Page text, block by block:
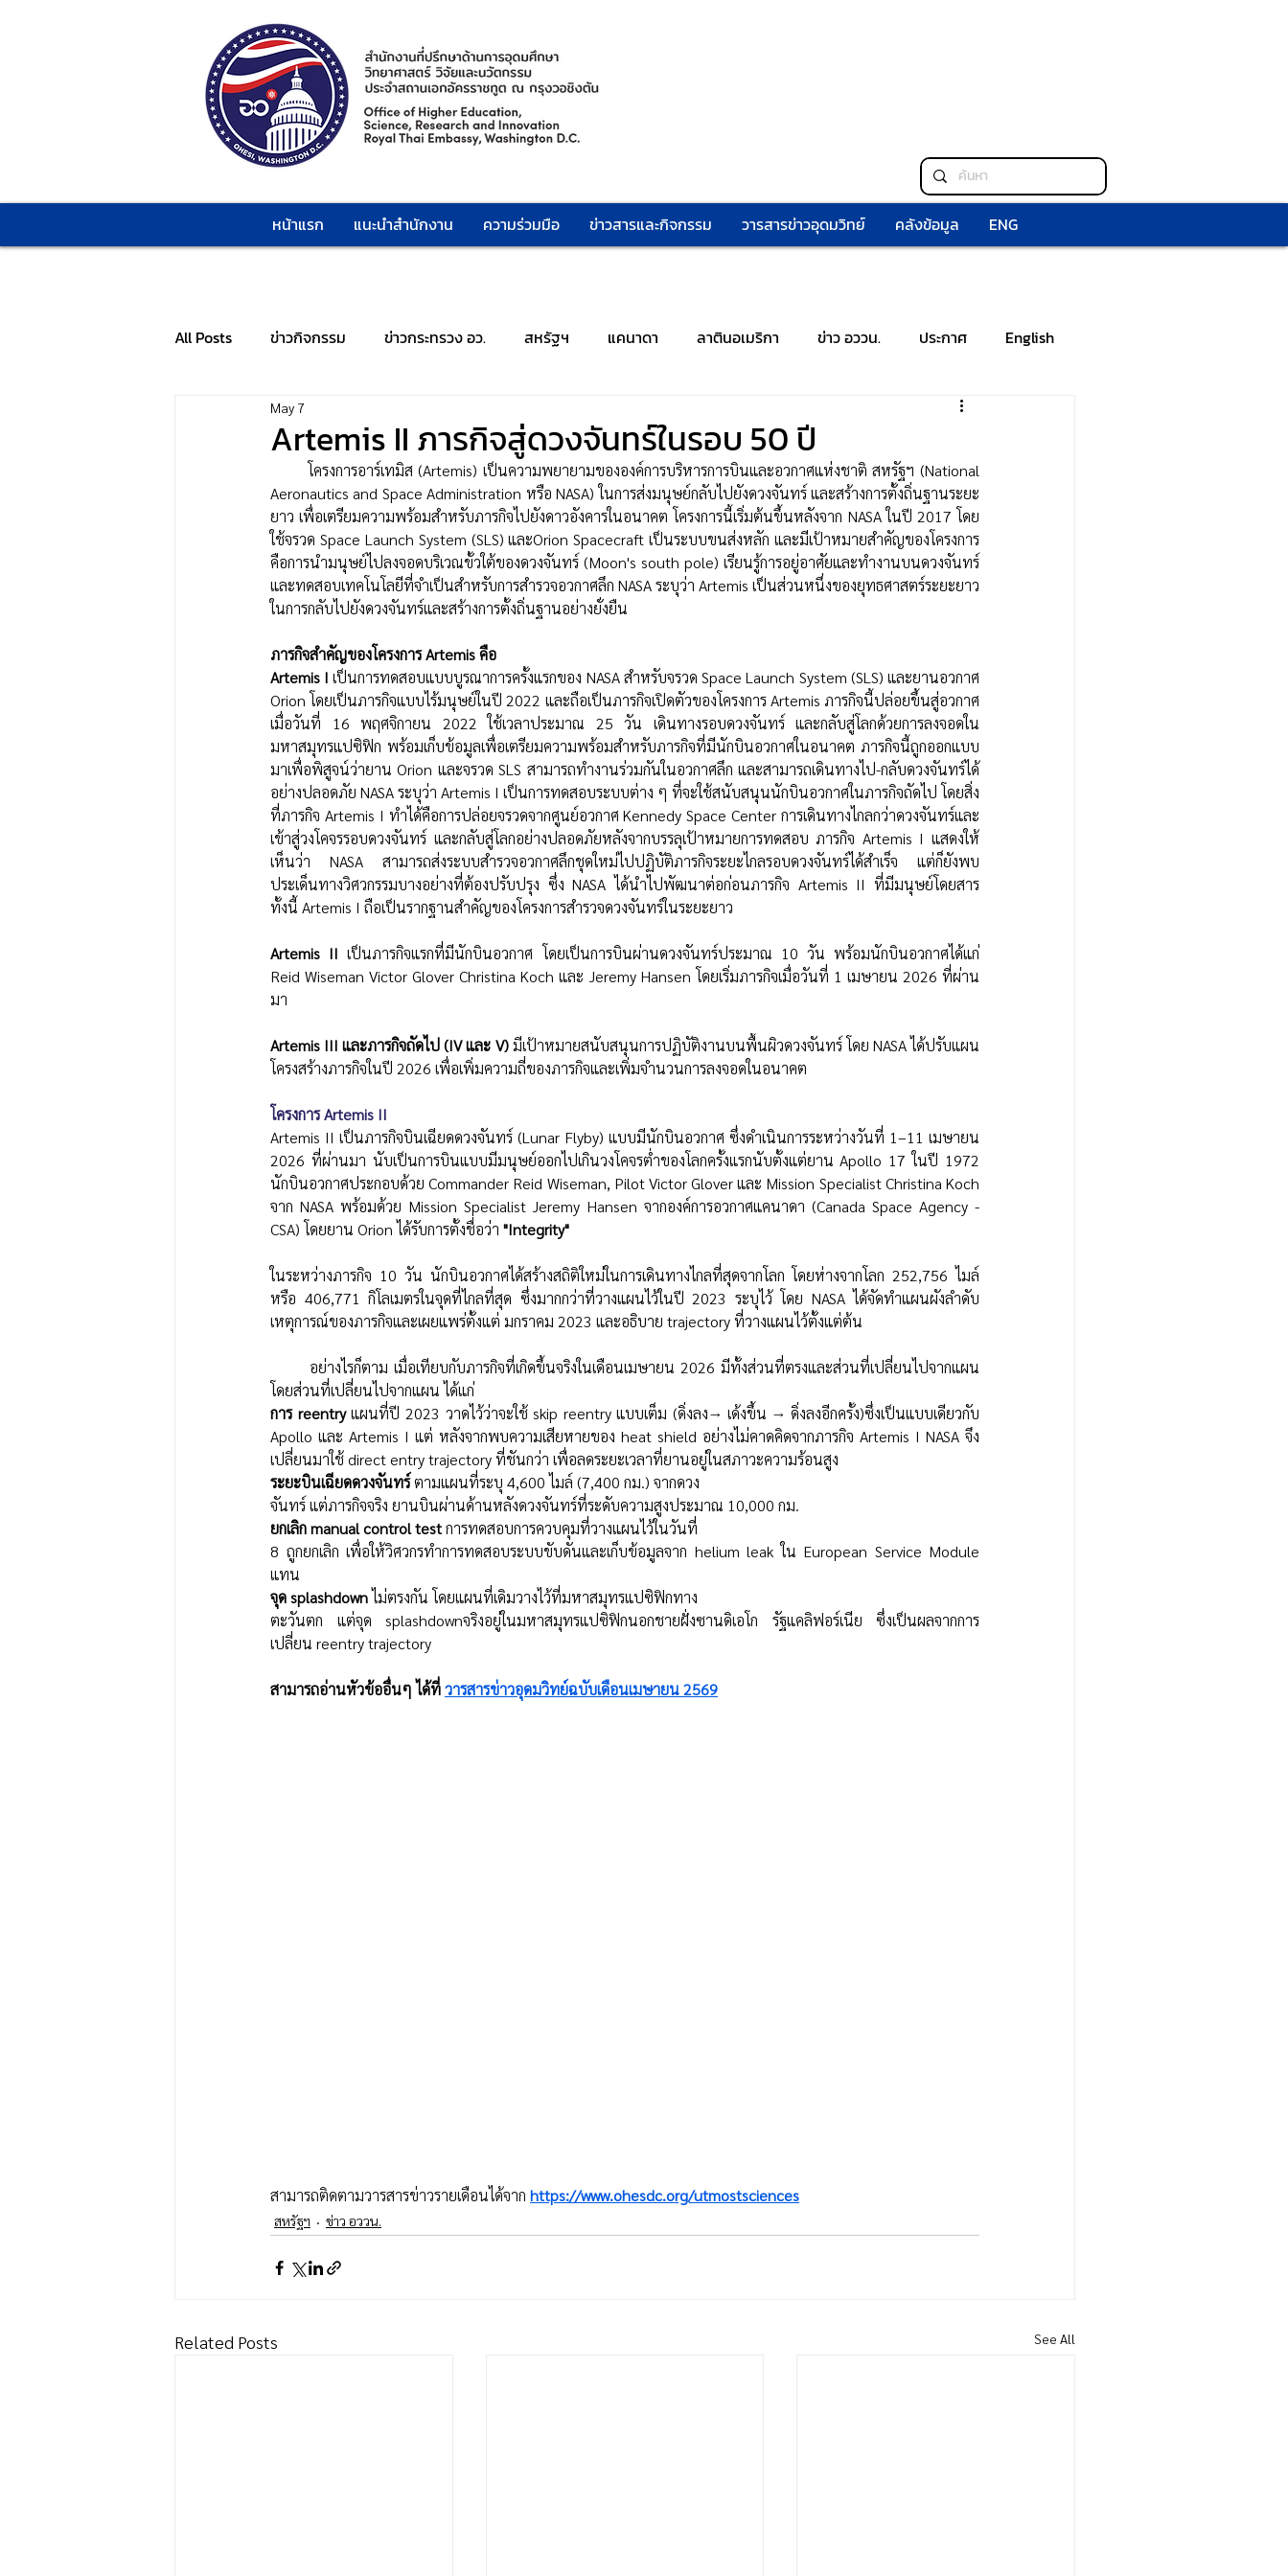
หน้าแรก แนะนำสำนักงาน ความร่วมมือ ข่าวสารและกิจกรรม วารสารข่าวอุดมวิทย์ คลังข้อมูล ENG
All Posts ข่าวกิจกรรม ข่าวกระทรวง อว. สหรัฐฯ แคนาดา ลาตินอเมริกา ข่าว อววน. ประกาศ English
Artemis II ภารกิจสู่ดวงจันทร์ในรอบ 50 ปี
May 7
โครงการอาร์เทมิส (Artemis) เป็นความพยายามขององค์การบริหารการบินและอวกาศแห่งชาติ สหรัฐฯ (National
Aeronautics and Space Administration หรือ NASA) ในการส่งมนุษย์กลับไปยังดวงจันทร์ และสร้างการตั้งถิ่นฐานระยะ
ยาว เพื่อเตรียมความพร้อมสำหรับภารกิจไปยังดาวอังคารในอนาคต โครงการนี้เริ่มต้นขึ้นหลังจาก NASA ในปี 2017 โดย
ใช้จรวด Space Launch System (SLS) และOrion Spacecraft เป็นระบบขนส่งหลัก และมีเป้าหมายสำคัญของโครงการ
คือการนำมนุษย์ไปลงจอดบริเวณขั้วใต้ของดวงจันทร์ (Moon's south pole) เรียนรู้การอยู่อาศัยและทำงานบนดวงจันทร์
และทดสอบเทคโนโลยีที่จำเป็นสำหรับการสำรวจอวกาศลึก NASA ระบุว่า Artemis เป็นส่วนหนึ่งของยุทธศาสตร์ระยะยาว
ในการกลับไปยังดวงจันทร์และสร้างการตั้งถิ่นฐานอย่างยั่งยืน
ภารกิจสำคัญของโครงการ Artemis คือ
Artemis I เป็นการทดสอบแบบบูรณาการครั้งแรกของ NASA สำหรับจรวด Space Launch System (SLS) และยานอวกาศ
Orion โดยเป็นภารกิจแบบไร้มนุษย์ในปี 2022 และถือเป็นภารกิจเปิดตัวของโครงการ Artemis ภารกิจนี้ปล่อยขึ้นสู่อวกาศ
เมื่อวันที่ 16 พฤศจิกายน 2022 ใช้เวลาประมาณ 25 วัน เดินทางรอบดวงจันทร์ และกลับสู่โลกด้วยการลงจอดใน
มหาสมุทรแปซิฟิก พร้อมเก็บข้อมูลเพื่อเตรียมความพร้อมสำหรับภารกิจที่มีนักบินอวกาศในอนาคต ภารกิจนี้ถูกออกแบบ
มาเพื่อพิสูจน์ว่ายาน Orion และจรวด SLS สามารถทำงานร่วมกันในอวกาศลึก และสามารถเดินทางไป-กลับดวงจันทร์ได้
อย่างปลอดภัย NASA ระบุว่า Artemis I เป็นการทดสอบระบบต่าง ๆ ที่จะใช้สนับสนุนนักบินอวกาศในภารกิจถัดไป โดยสิ่ง
ที่ภารกิจ Artemis I ทำได้คือการปล่อยจรวดจากศูนย์อวกาศ Kennedy Space Center การเดินทางไกลกว่าดวงจันทร์และ
เข้าสู่วงโคจรรอบดวงจันทร์ และกลับสู่โลกอย่างปลอดภัยหลังจากบรรลุเป้าหมายการทดสอบ ภารกิจ Artemis I แสดงให้
เห็นว่า NASA สามารถส่งระบบสำรวจอวกาศลึกชุดใหม่ไปปฏิบัติภารกิจระยะไกลรอบดวงจันทร์ได้สำเร็จ แต่ก็ยังพบ
ประเด็นทางวิศวกรรมบางอย่างที่ต้องปรับปรุง ซึ่ง NASA ได้นำไปพัฒนาต่อก่อนภารกิจ Artemis II ที่มีมนุษย์โดยสาร
ทั้งนี้ Artemis I ถือเป็นรากฐานสำคัญของโครงการสำรวจดวงจันทร์ในระยะยาว
Artemis II เป็นภารกิจแรกที่มีนักบินอวกาศ โดยเป็นการบินผ่านดวงจันทร์ประมาณ 10 วัน พร้อมนักบินอวกาศได้แก่
Reid Wiseman Victor Glover Christina Koch และ Jeremy Hansen โดยเริ่มภารกิจเมื่อวันที่ 1 เมษายน 2026 ที่ผ่าน
มา
Artemis III และภารกิจถัดไป (IV และ V) มีเป้าหมายสนับสนุนการปฏิบัติงานบนพื้นผิวดวงจันทร์ โดย NASA ได้ปรับแผน
โครงสร้างภารกิจในปี 2026 เพื่อเพิ่มความถี่ของภารกิจและเพิ่มจำนวนการลงจอดในอนาคต
โครงการ Artemis II
Artemis II เป็นภารกิจบินเฉียดดวงจันทร์ (Lunar Flyby) แบบมีนักบินอวกาศ ซึ่งดำเนินการระหว่างวันที่ 1–11 เมษายน
2026 ที่ผ่านมา นับเป็นการบินแบบมีมนุษย์ออกไปเกินวงโคจรต่ำของโลกครั้งแรกนับตั้งแต่ยาน Apollo 17 ในปี 1972
นักบินอวกาศประกอบด้วย Commander Reid Wiseman, Pilot Victor Glover และ Mission Specialist Christina Koch
จาก NASA พร้อมด้วย Mission Specialist Jeremy Hansen จากองค์การอวกาศแคนาดา (Canada Space Agency -
CSA) โดยยาน Orion ได้รับการตั้งชื่อว่า "Integrity"
ในระหว่างภารกิจ 10 วัน นักบินอวกาศได้สร้างสถิติใหม่ในการเดินทางไกลที่สุดจากโลก โดยห่างจากโลก 252,756 ไมล์
หรือ 406,771 กิโลเมตรในจุดที่ไกลที่สุด ซึ่งมากกว่าที่วางแผนไว้ในปี 2023 ระบุไว้ โดย NASA ได้จัดทำแผนผังลำดับ
เหตุการณ์ของภารกิจและเผยแพร่ตั้งแต่ มกราคม 2023 และอธิบาย trajectory ที่วางแผนไว้ตั้งแต่ต้น
อย่างไรก็ตาม เมื่อเทียบกับภารกิจที่เกิดขึ้นจริงในเดือนเมษายน 2026 มีทั้งส่วนที่ตรงและส่วนที่เปลี่ยนไปจากแผน
โดยส่วนที่เปลี่ยนไปจากแผน ได้แก่
การ reentry แผนที่ปี 2023 วาดไว้ว่าจะใช้ skip reentry แบบเต็ม (ดิ่งลง→ เด้งขึ้น → ดิ่งลงอีกครั้ง)ซึ่งเป็นแบบเดียวกับ
Apollo และ Artemis I แต่ หลังจากพบความเสียหายของ heat shield อย่างไม่คาดคิดจากภารกิจ Artemis I NASA จึง
เปลี่ยนมาใช้ direct entry trajectory ที่ชันกว่า เพื่อลดระยะเวลาที่ยานอยู่ในสภาวะความร้อนสูง
ระยะบินเฉียดดวงจันทร์ ตามแผนที่ระบุ 4,600 ไมล์ (7,400 กม.) จากดวง
จันทร์ แต่ภารกิจจริง ยานบินผ่านด้านหลังดวงจันทร์ที่ระดับความสูงประมาณ 10,000 กม.
ยกเลิก manual control test การทดสอบการควบคุมที่วางแผนไว้ในวันที่
8 ถูกยกเลิก เพื่อให้วิศวกรทำการทดสอบระบบขับดันและเก็บข้อมูลจาก helium leak ใน European Service Module
แทน
จุด splashdown ไม่ตรงกัน โดยแผนที่เดิมวางไว้ที่มหาสมุทรแปซิฟิกทาง
ตะวันตก แต่จุด splashdownจริงอยู่ในมหาสมุทรแปซิฟิกนอกชายฝั่งซานดิเอโก รัฐแคลิฟอร์เนีย ซึ่งเป็นผลจากการ
เปลี่ยน reentry trajectory
สามารถอ่านหัวข้ออื่นๆ ได้ที่วารสารข่าวอุดมวิทย์ฉบับเดือนเมษายน 2569
สามารถติดตามวารสารข่าวรายเดือนได้จาก https://www.ohesdc.org/utmostsciences
สหรัฐฯ ข่าว อววน.
Related Posts See All